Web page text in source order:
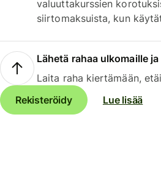
valuuttakurssien
siirtomaksuista, kun
Lähetä rahaa ulkomaille
Laita raha kiertämään,
Rekisteröidy
Lue lisää